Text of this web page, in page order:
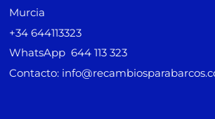
Murcia
+34 644113323
WhatsApp 644 113 323
Contacto: